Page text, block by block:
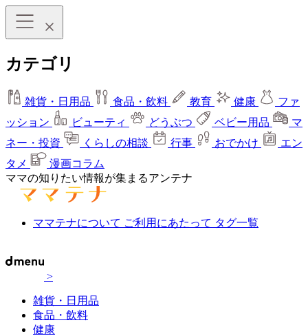
カテゴリ
雑貨・日用品 食品・飲料 教育 健康
ファ
ッション
ビューティ どうぶつ ベビー用品
マ
ネー・投資
くらしの相談 行事 おでかけ
エン
タメ
漫画コラム
ママの知りたい情報が集まるアンテナ
ママテナについて ご利用にあたって タグ一覧
>
雑貨・日用品
食品・飲料
健康